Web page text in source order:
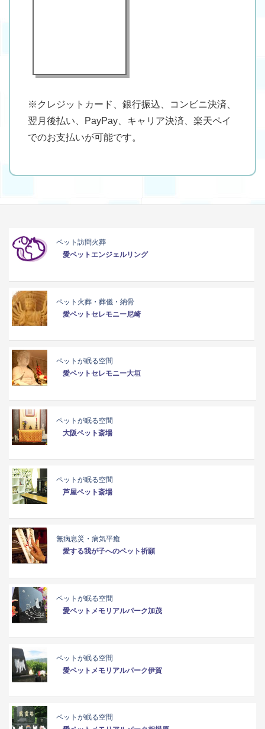
※クレジットカード、銀行振込、コンビニ決済、
翌月後払い、PayPay、キャリア決済、楽天ペイ
でのお支払いが可能です。
ペット訪問火葬
愛ペットエンジェルリング
ペット火葬・葬儀・納骨
愛ペットセレモニー尼崎
ペットが眠る空間
愛ペットセレモニー大垣
ペットが眠る空間
大阪ペット斎場
ペットが眠る空間
芦屋ペット斎場
無病息災・病気平癒
愛する我が子へのペット祈願
ペットが眠る空間
愛ペットメモリアルパーク加茂
ペットが眠る空間
愛ペットメモリアルパーク伊賀
ペットが眠る空間